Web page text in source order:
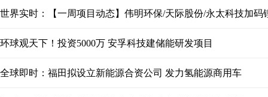
环球观天下！投资5000万 安孚科技建储能研发项目
全球即时：福田拟设立新能源合资公司 发力氢能源商用车